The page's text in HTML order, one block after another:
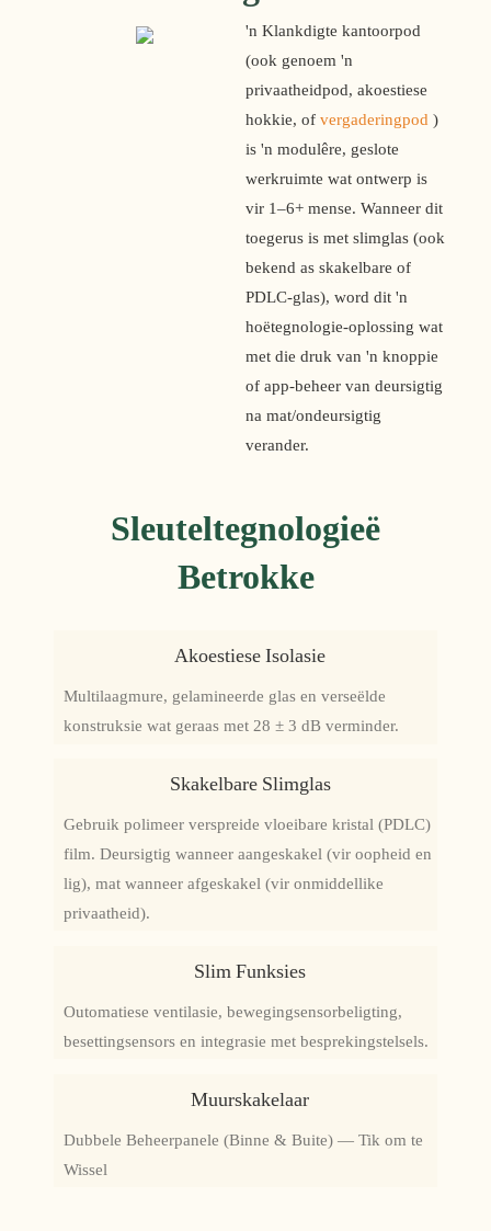
'n Klankdigte kantoorpod
(ook genoem 'n
privaatheidpod, akoestiese
hokkie, of vergaderingpod )
is 'n modulêre, geslote
werkruimte wat ontwerp is
vir 1–6+ mense. Wanneer dit
toegerus is met slimglas (ook
bekend as skakelbare of
PDLC-glas), word dit 'n
hoëtegnologie-oplossing wat
met die druk van 'n knoppie
of app-beheer van deursigtig
na mat/ondeursigtig
verander.
Sleuteltegnologieë
Betrokke
Akoestiese Isolasie
Multilaagmure, gelamineerde glas en verseëlde
konstruksie wat geraas met 28 ± 3 dB verminder.
Skakelbare Slimglas
Gebruik polimeer verspreide vloeibare kristal (PDLC)
film. Deursigtig wanneer aangeskakel (vir oopheid en
lig), mat wanneer afgeskakel (vir onmiddellike
privaatheid).
Slim Funksies
Outomatiese ventilasie, bewegingsensorbeligting,
besettingsensors en integrasie met besprekingstelsels.
Muurskakelaar
Dubbele Beheerpanele (Binne & Buite) — Tik om te
Wissel